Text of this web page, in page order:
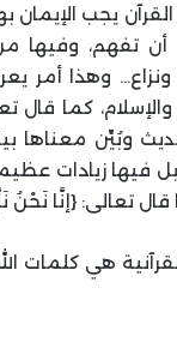
القرآن يجب
تفهم، وفيها
وهذا أمر
وبُيِّن معناها
فيها زيادات
تعالى: {إنَّا نَحْنُ
هي كلمات